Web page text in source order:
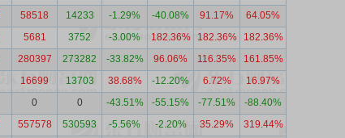
58518 14233 -1.29% -40.08% 91.17%
64.05%
5681 3752 -3.00% 182.36% 182.36%
182.36%
280397 273282 -33.82% 96.06% 116.35%
161.85%
16699 13703 38.68% -12.20% 6.72%
16.97%
0 0 -43.51% -55.15% -77.51%
-88.40%
557578 530593 -5.56% -2.20% 35.29%
319.44%